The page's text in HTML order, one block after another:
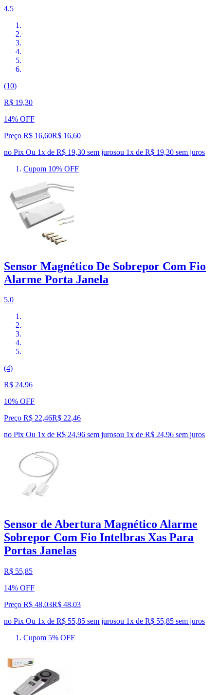
4.5
(10)
R$ 19,30
14% OFF
Preço R$ 16,60R$ 16,60
no Pix Ou 1x de R$ 19,30 sem jurosou 1x de R$ 19,30 sem juros
Cupom 10% OFF
Sensor Magnético De Sobrepor Com Fio
Alarme Porta Janela
5.0
(4)
R$ 24,96
10% OFF
Preço R$ 22,46R$ 22,46
no Pix Ou 1x de R$ 24,96 sem jurosou 1x de R$ 24,96 sem juros
Sensor de Abertura Magnético Alarme
Sobrepor Com Fio Intelbras Xas Para
Portas Janelas
R$ 55,85
14% OFF
Preço R$ 48,03R$ 48,03
no Pix Ou 1x de R$ 55,85 sem jurosou 1x de R$ 55,85 sem juros
Cupom 5% OFF